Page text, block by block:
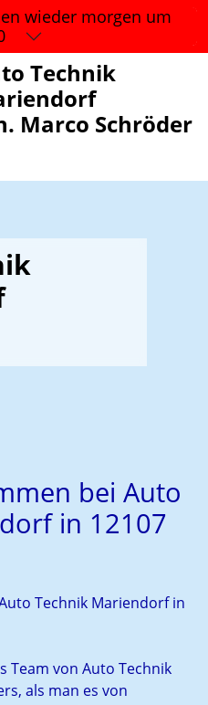
wieder morgen um
Technik
Marco Schröder
bei Auto
in 12107
Team von Auto Technik
als man es von